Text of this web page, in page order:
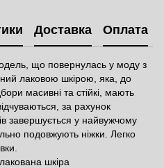
Доставка Оплата
що повернулась у моду з
лаковою шкірою, яка, до
масивні та стійкі, мають
за рахунок
завершується у найвужчому
подовжують ніжки. Легко
шкіра